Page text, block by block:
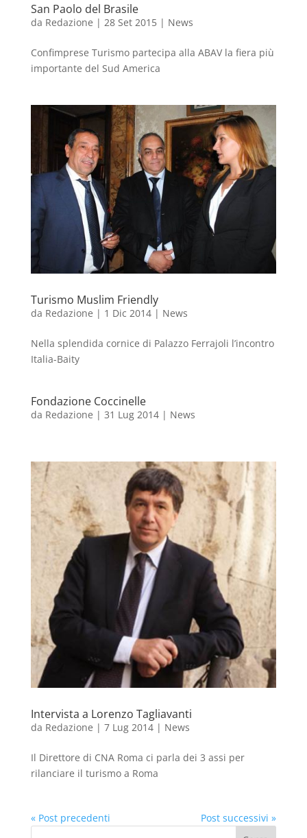
San Paolo del Brasile
da Redazione | 28 Set 2015| News
Confimprese Turismo partecipa alla ABAV la fiera più
importante del Sud America
Turismo Muslim Friendly
da Redazione | 1 Dic 2014| News
Nella splendida cornice di Palazzo Ferrajoli l’incontro
Italia-Baity
Fondazione Coccinelle
da Redazione | 31 Lug 2014| News
Intervista a Lorenzo Tagliavanti
da Redazione | 7 Lug 2014| News
Il Direttore di CNA Roma ci parla dei 3 assi per
rilanciare il turismo a Roma
« Post precedenti Post successivi »